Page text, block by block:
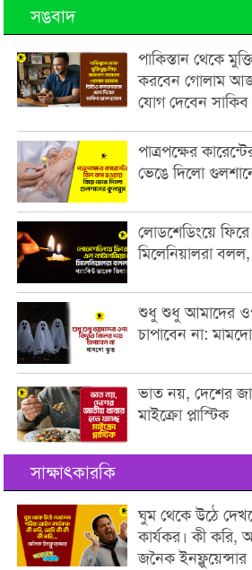
সঙবাদ
পাকিস্তান থেকে
করবেন গোলাম
যোগ দেবেন
পাত্রপক্ষের
ভেঙে দিলো
লোডশেডিংয়ে
মিলেনিয়ালরা
শুধু শুধু আমাদের
চাপাবেন না:
ভাত নয়, দেশের
মাইক্রো প্লাস্টিক
সাক্ষাৎকারকি
ঘুম থেকে উঠে
কার্যকর। কী
জনৈক ইনফ্লুয়েন্সার